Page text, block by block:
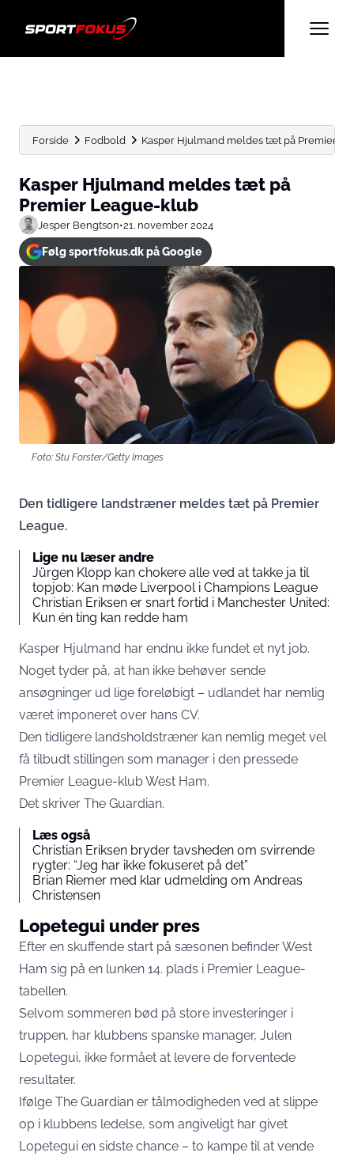
Forside Fodbold Kasper Hjulmand meldes tæt på Premier
Kasper Hjulmand meldes tæt på
Premier League-klub
Jesper Bengtson•21. november 2024
Følg sportfokus.dk på Google
Foto: Stu Forster/Getty Images
Den tidligere landstræner meldes tæt på Premier
League.
Lige nu læser andre
Jürgen Klopp kan chokere alle ved at takke ja til
topjob: Kan møde Liverpool i Champions League
Christian Eriksen er snart fortid i Manchester United:
Kun én ting kan redde ham
Kasper Hjulmand har endnu ikke fundet et nyt job.
Noget tyder på, at han ikke behøver sende
ansøgninger ud lige foreløbigt – udlandet har nemlig
været imponeret over hans CV.
Den tidligere landsholdstræner kan nemlig meget vel
få tilbudt stillingen som manager i den pressede
Premier League-klub West Ham.
Det skriver The Guardian.
Læs også
Christian Eriksen bryder tavsheden om svirrende
rygter: “Jeg har ikke fokuseret på det”
Brian Riemer med klar udmelding om Andreas
Christensen
Lopetegui under pres
Efter en skuffende start på sæsonen befinder West
Ham sig på en lunken 14. plads i Premier League-
tabellen.
Selvom sommeren bød på store investeringer i
truppen, har klubbens spanske manager, Julen
Lopetegui, ikke formået at levere de forventede
resultater.
Ifølge The Guardian er tålmodigheden ved at slippe
op i klubbens ledelse, som angiveligt har givet
Lopetegui en sidste chance – to kampe til at vende